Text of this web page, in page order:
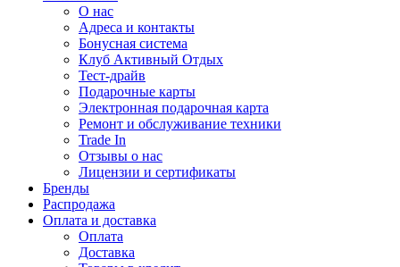
О нас
Адреса и контакты
Бонусная система
Клуб Активный Отдых
Тест-драйв
Подарочные карты
Электронная подарочная карта
Ремонт и обслуживание техники
Trade In
Отзывы о нас
Лицензии и сертификаты
Бренды
Распродажа
Оплата и доставка
Оплата
Доставка